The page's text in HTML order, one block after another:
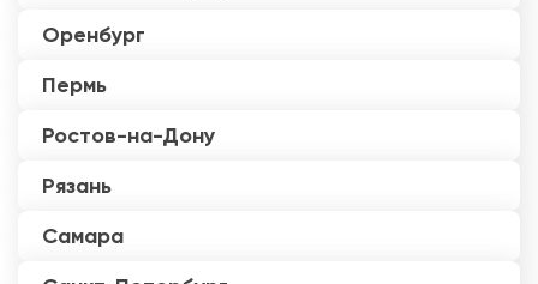
Оренбург
Пермь
Ростов-на-Дону
Рязань
Самара